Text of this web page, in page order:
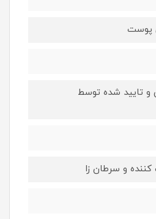
و تایید شده توسط